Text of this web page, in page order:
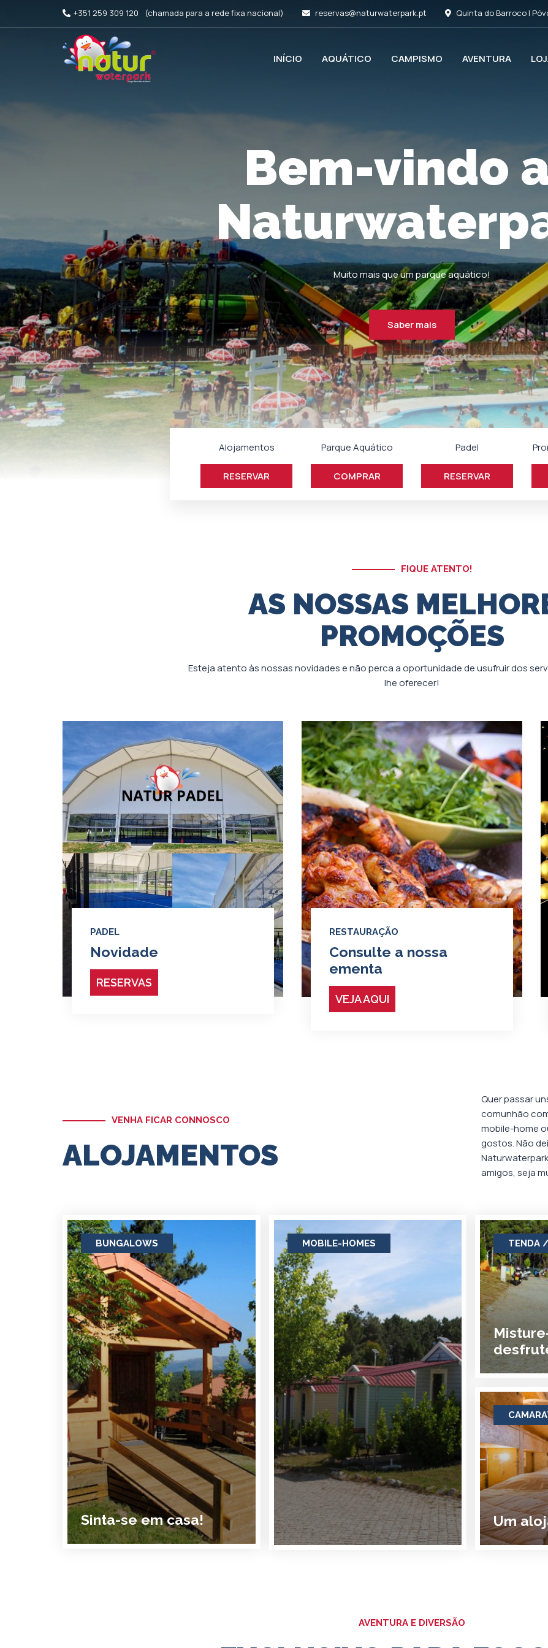
+351 259 309 120 (chamada para a rede fixa nacional) reservas@naturwaterpark.pt Quinta do Barroco |
INÍCIO AQUÁTICO CAMPISMO AVENTURA
Bem-vindo
Muito mais que um parque aquático!
Saber mais
Passe o
connosco
Venha divertir-se à grande!
Alojamentos
RESERVAR
Parque Aquático
COMPRAR
Padel
RESERVAR
FIQUE ATENTO!
AS NOSSAS
PROMOÇÕES
Esteja atento às nossas novidades e não perca a oportunidade de usufruir dos
lhe oferecer!
PADEL
Novidade
RESERVAS
RESTAURAÇÃO
Consulte a nossa
ementa
VEJA AQUI
VENHA FICAR CONNOSCO
ALOJAMENTOS
Quer passar
comunhão
mobile-home
gostos. Não
amigos, seja
BUNGALOWS
Sinta-se em casa!
MOBILE-HOMES TENDA
Um
AVENTURA E DIVERSÃO